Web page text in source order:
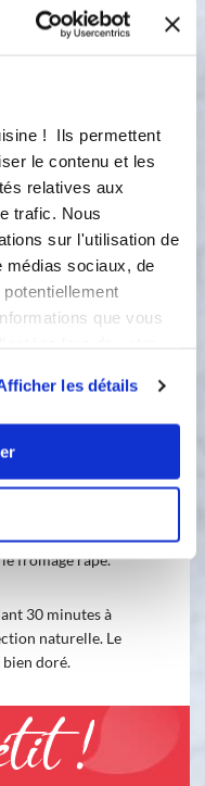
! Ils permettent
le contenu et les
relatives aux
trafic. Nous
sur l'utilisation de
médias sociaux, de
que vous
les détails
dans une
y les épinards que
dans le moule
la à l'aide d'une
la cuire à blanc (7
recouverte de billes
à 180°C sans
frais ou décongelé et
les
sur le fond de
de poisson et versez
par-dessus.
fromage râpé.
30 minutes à
naturelle. Le
doré.
!